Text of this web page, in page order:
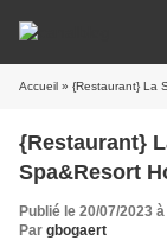
Accueil » {Restaurant} La
{Restaurant}
Spa&Resort
Publié le 20/07/2023
Par gbogaert